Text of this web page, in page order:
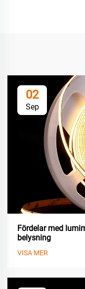
02
Sep
Fördelar med
belysning
VISA MER